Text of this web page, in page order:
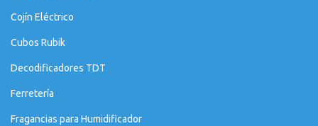
Cojín Eléctrico
Cubos Rubik
Decodificadores TDT
Ferretería
Fragancias para Humidificador